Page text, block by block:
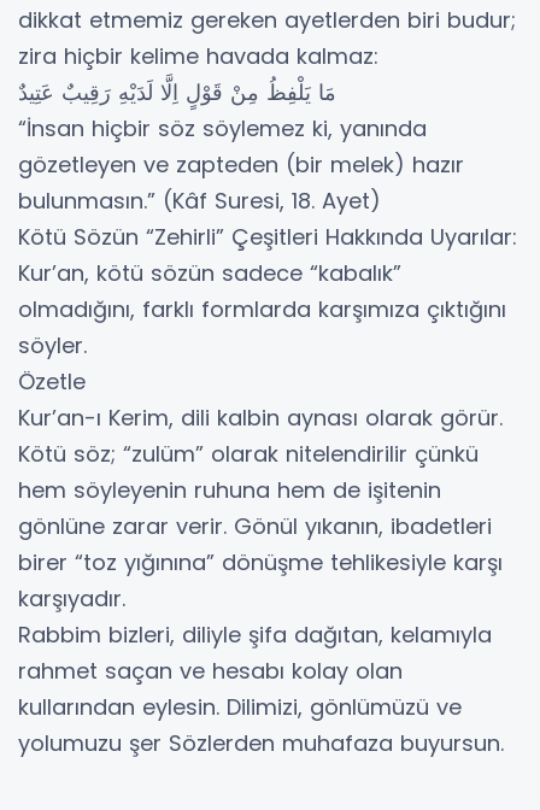
dikkat etmemiz gereken ayetlerden biri budur;
zira hiçbir kelime havada kalmaz:
مَا يَلْفِظُ مِنْ قَوْلٍ اِلَّا لَدَيْهِ رَقِيبٌ عَتِيدٌ
“İnsan hiçbir söz söylemez ki, yanında
gözetleyen ve zapteden (bir melek) hazır
bulunmasın.” (Kâf Suresi, 18. Ayet)
Kötü Sözün “Zehirli” Çeşitleri Hakkında Uyarılar:
Kur’an, kötü sözün sadece “kabalık”
olmadığını, farklı formlarda karşımıza çıktığını
söyler.
Özetle
Kur’an-ı Kerim, dili kalbin aynası olarak görür.
Kötü söz; “zulüm” olarak nitelendirilir çünkü
hem söyleyenin ruhuna hem de işitenin
gönlüne zarar verir. Gönül yıkanın, ibadetleri
birer “toz yığınına” dönüşme tehlikesiyle karşı
karşıyadır.
Rabbim bizleri, diliyle şifa dağıtan, kelamıyla
rahmet saçan ve hesabı kolay olan
kullarından eylesin. Dilimizi, gönlümüzü ve
yolumuzu şer Sözlerden muhafaza buyursun.